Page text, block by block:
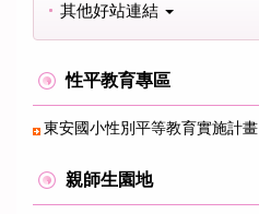
其他好站連結
性平教育專區
東安國小性別平等教育實施計畫
親師生園地